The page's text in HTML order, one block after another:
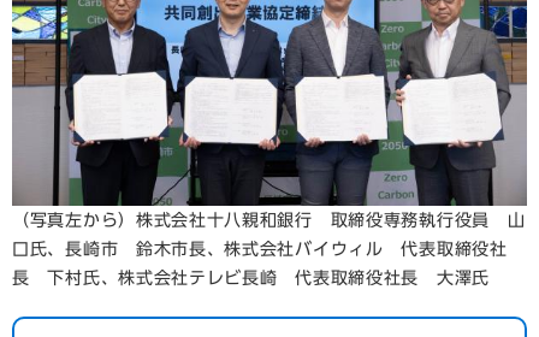
（写真左から）株式会社十八親和銀行 取締役専務執行役員 山
口氏、長崎市 鈴木市長、株式会社バイウィル 代表取締役社
長 下村氏、株式会社テレビ長崎 代表取締役社長 大澤氏